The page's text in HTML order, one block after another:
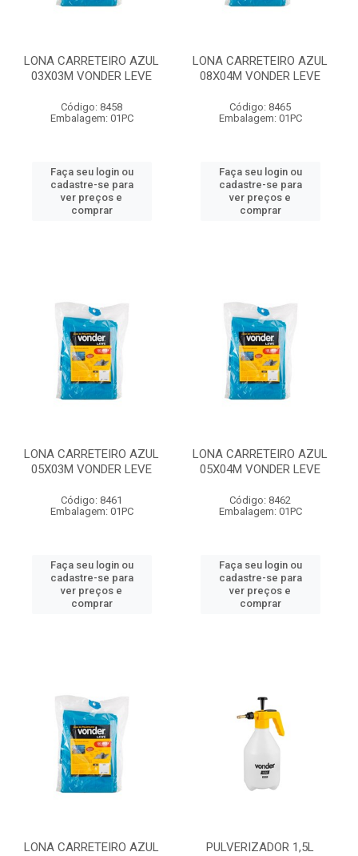
LONA CARRETEIRO AZUL
03X03M VONDER LEVE
Código: 8458
Embalagem: 01PC
Faça seu login ou
cadastre-se para
ver preços e
comprar
LONA CARRETEIRO AZUL
08X04M VONDER LEVE
Código: 8465
Embalagem: 01PC
Faça seu login ou
cadastre-se para
ver preços e
comprar
LONA CARRETEIRO AZUL
05X03M VONDER LEVE
Código: 8461
Embalagem: 01PC
Faça seu login ou
cadastre-se para
ver preços e
comprar
LONA CARRETEIRO AZUL
05X04M VONDER LEVE
Código: 8462
Embalagem: 01PC
Faça seu login ou
cadastre-se para
ver preços e
comprar
LONA CARRETEIRO AZUL
PULVERIZADOR 1,5L